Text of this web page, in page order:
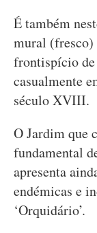
É também
mural (fresco)
frontispício de
casualmente
século XVIII.
O Jardim que
fundamental
apresenta
endémicas e
‘Orquidário’.